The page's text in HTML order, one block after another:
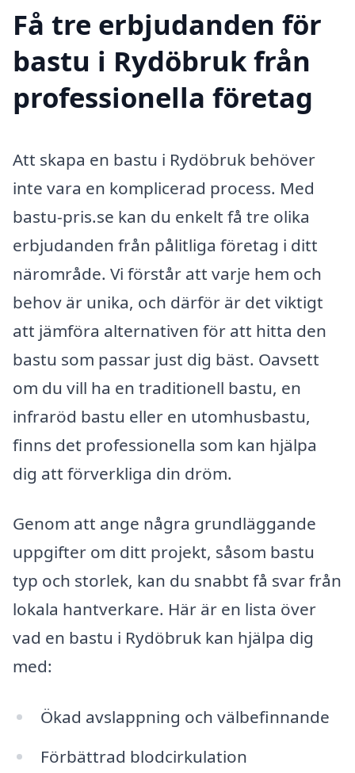
Få tre erbjudanden för
bastu i Rydöbruk från
professionella företag
Att skapa en bastu i Rydöbruk behöver
inte vara en komplicerad process. Med
bastu-pris.se kan du enkelt få tre olika
erbjudanden från pålitliga företag i ditt
närområde. Vi förstår att varje hem och
behov är unika, och därför är det viktigt
att jämföra alternativen för att hitta den
bastu som passar just dig bäst. Oavsett
om du vill ha en traditionell bastu, en
infraröd bastu eller en utomhusbastu,
finns det professionella som kan hjälpa
dig att förverkliga din dröm.
Genom att ange några grundläggande
uppgifter om ditt projekt, såsom bastu
typ och storlek, kan du snabbt få svar från
lokala hantverkare. Här är en lista över
vad en bastu i Rydöbruk kan hjälpa dig
med:
Ökad avslappning och välbefinnande
Förbättrad blodcirkulation